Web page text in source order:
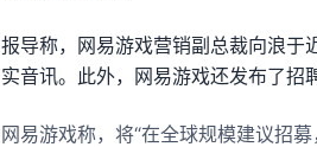
报导称，网易游戏营销副总裁向浪于
实音讯。此外，网易游戏还发布了招
网易游戏称，将“在全球规模建议招